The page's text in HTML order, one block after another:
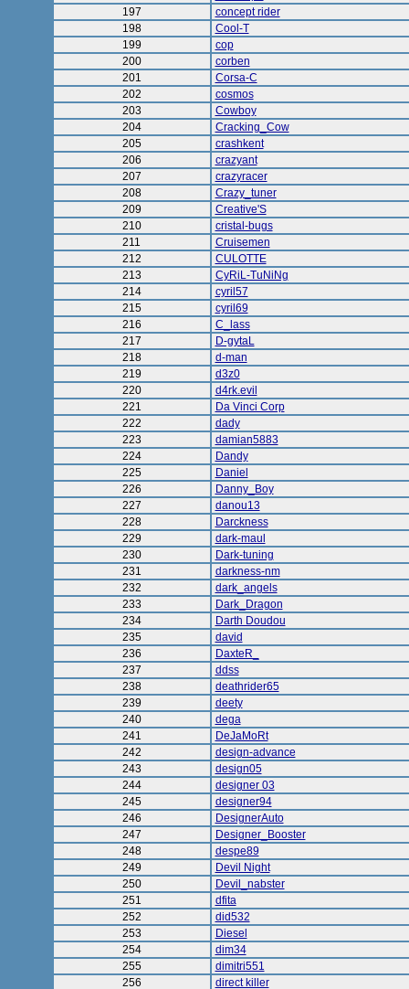
197
concept rider
198
Cool-T
199
cop
200
corben
201
Corsa-C
202
cosmos
203
Cowboy
204
Cracking_Cow
205
crashkent
206
crazyant
207
crazyracer
208
Crazy_tuner
209
Creative'S
210
cristal-bugs
211
Cruisemen
212
CULOTTE
213
CyRiL-TuNiNg
214
cyril57
215
cyril69
216
C_lass
217
D-gytaL
218
d-man
219
d3z0
220
d4rk.evil
221
Da Vinci Corp
222
dady
223
damian5883
224
Dandy
225
Daniel
226
Danny_Boy
227
danou13
228
Darckness
229
dark-maul
230
Dark-tuning
231
darkness-nm
232
dark_angels
233
Dark_Dragon
234
Darth Doudou
235
david
236
DaxteR_
237
ddss
238
deathrider65
239
deety
240
dega
241
DeJaMoRt
242
design-advance
243
design05
244
designer 03
245
designer94
246
DesignerAuto
247
Designer_Booster
248
despe89
249
Devil Night
250
Devil_nabster
251
dfita
252
did532
253
Diesel
254
dim34
255
dimitri551
256
direct killer